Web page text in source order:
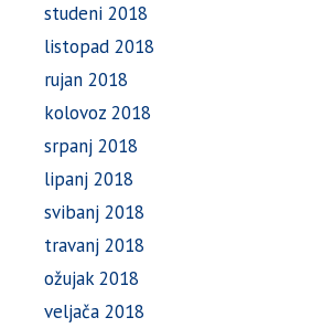
studeni 2018
listopad 2018
rujan 2018
kolovoz 2018
srpanj 2018
lipanj 2018
svibanj 2018
travanj 2018
ožujak 2018
veljača 2018